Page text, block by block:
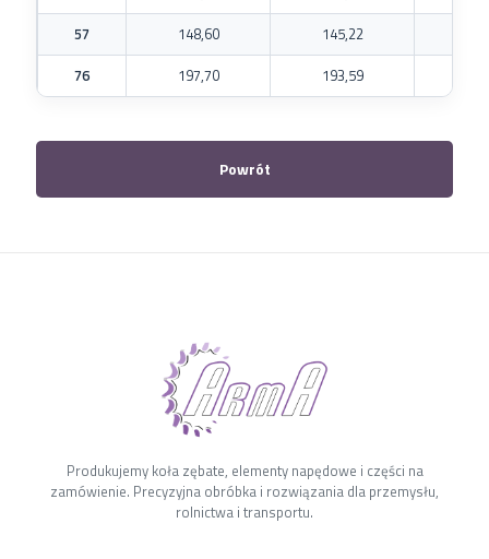
57
148,60 145,22
76
197,70 193,59
Powrót
Produkujemy koła zębate, elementy napędowe i części na
zamówienie. Precyzyjna obróbka i rozwiązania dla przemysłu,
rolnictwa i transportu.